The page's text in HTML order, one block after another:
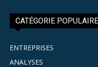
CATÉGORIE POPULAIRE
ENTREPRISES
ANALYSES